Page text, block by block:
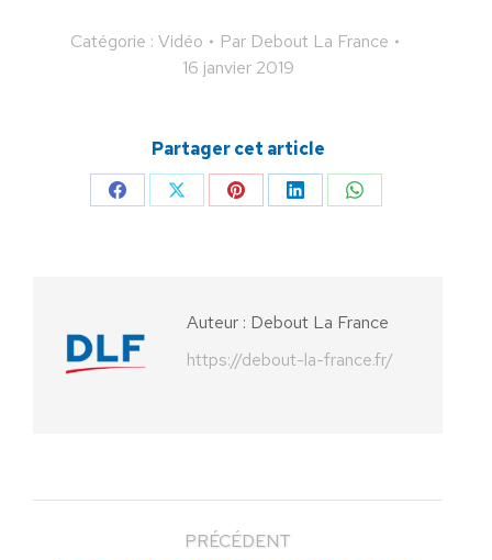
Catégorie : Vidéo Par Debout La France
16 janvier 2019
Partager cet article
PartagerPartagerPartagerPartagerPartager
Auteur : Debout La France
https://debout-la-france.fr/
PRÉCÉDENT